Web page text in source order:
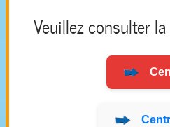
Veuillez consulter